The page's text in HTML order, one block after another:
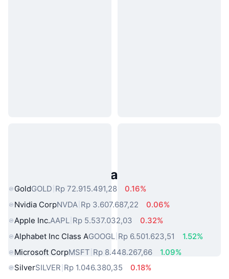
Aset Dunia Nyata Populer
GoldGOLD Rp 72.915.491,28
0.16%
Nvidia CorpNVDA Rp 3.607.687,22
0.06%
Apple Inc.AAPL Rp 5.537.032,03
0.32%
Alphabet Inc Class AGOOGL Rp 6.501.623,51
1.52%
Microsoft CorpMSFT Rp 8.448.267,66
1.09%
SilverSILVER Rp 1.046.380,35
0.18%